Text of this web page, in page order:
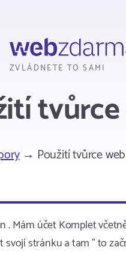
ZVLÁDNETE TO SAMI
→ Použití tvůrce
. Mám účet Komplet
svojí stránku a tam " to